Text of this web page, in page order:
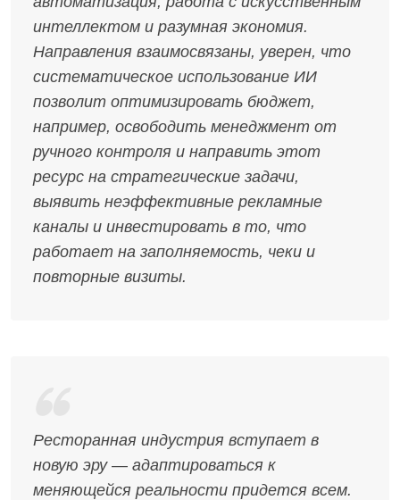
интеллектом и разумная экономия.
Направления взаимосвязаны, уверен, что
систематическое использование ИИ
позволит оптимизировать бюджет,
например, освободить менеджмент от
ручного контроля и направить этот
ресурс на стратегические задачи,
выявить неэффективные рекламные
каналы и инвестировать в то, что
работает на заполняемость, чеки и
повторные визиты.
Ресторанная индустрия вступает в
новую эру — адаптироваться к
меняющейся реальности придется всем.